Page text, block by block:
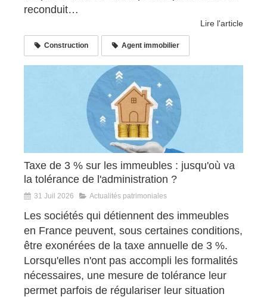
reconduit…
Lire l'article
Construction Agent immobilier
Taxe de 3 % sur les immeubles : jusqu'où va
la tolérance de l'administration ?
31 Juil 2026 Actualités patrimoniales
Les sociétés qui détiennent des immeubles
en France peuvent, sous certaines conditions,
être exonérées de la taxe annuelle de 3 %.
Lorsqu'elles n'ont pas accompli les formalités
nécessaires, une mesure de tolérance leur
permet parfois de régulariser leur situation